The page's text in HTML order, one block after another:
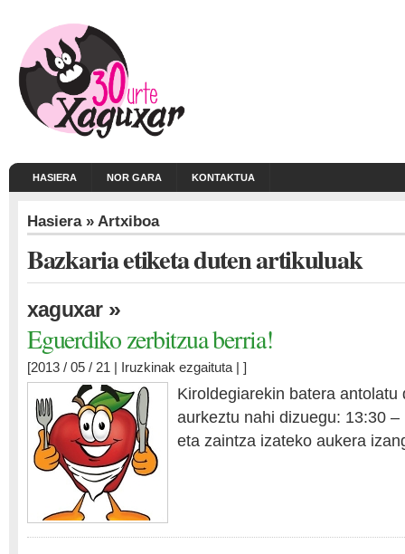
HASIERA NOR GARA KONTAKTUA
Hasiera» Artxiboa
Bazkaria etiketa duten artikuluak
xaguxar»
Eguerdiko zerbitzua berria!
[2013 / 05 / 21 | Iruzkinak ezgaituta | ]
Kiroldegiarekin batera antolatu
aurkeztu nahi dizuegu: 13:30
eta zaintza izateko aukera